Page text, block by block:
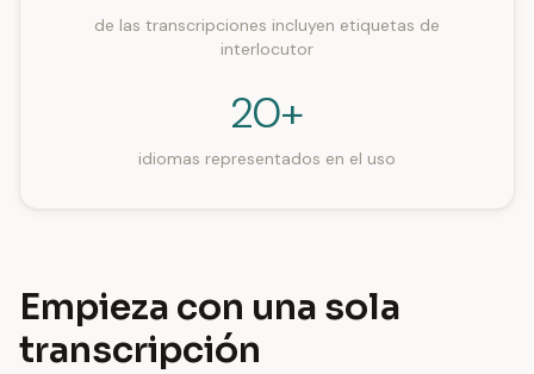
de las transcripciones incluyen etiquetas de
interlocutor
20+
idiomas representados en el uso
Empieza con una sola
transcripción